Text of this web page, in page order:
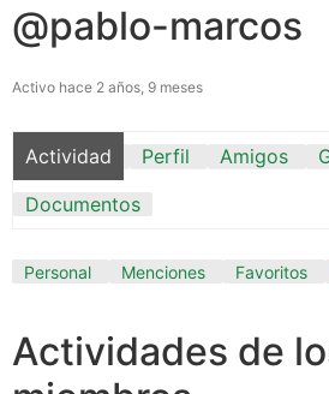
@pablo-marcos
Activo hace 2 años, 9 meses
Actividad Perfil Amigos
Documentos
Personal Menciones Favoritos
Actividades de